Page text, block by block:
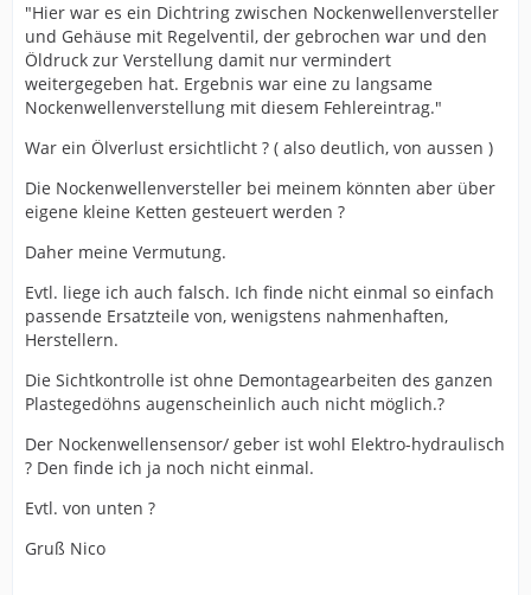
"Hier war es ein Dichtring zwischen Nockenwellenversteller
und Gehäuse mit Regelventil, der gebrochen war und den
Öldruck zur Verstellung damit nur vermindert
weitergegeben hat. Ergebnis war eine zu langsame
Nockenwellenverstellung mit diesem Fehlereintrag."
War ein Ölverlust ersichtlicht ? ( also deutlich, von aussen )
Die Nockenwellenversteller bei meinem könnten aber über
eigene kleine Ketten gesteuert werden ?
Daher meine Vermutung.
Evtl. liege ich auch falsch. Ich finde nicht einmal so einfach
passende Ersatzteile von, wenigstens nahmenhaften,
Herstellern.
Die Sichtkontrolle ist ohne Demontagearbeiten des ganzen
Plastegedöhns augenscheinlich auch nicht möglich.?
Der Nockenwellensensor/ geber ist wohl Elektro-hydraulisch
? Den finde ich ja noch nicht einmal.
Evtl. von unten ?
Gruß Nico